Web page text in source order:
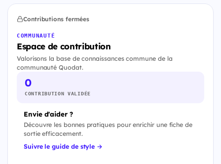
Contributions fermées
COMMUNAUTÉ
Espace de contribution
Valorisons la base de connaissances commune de la
communauté Quodat.
0
CONTRIBUTION VALIDÉE
Envie d'aider ?
Découvre les bonnes pratiques pour enrichir une fiche de
sortie efficacement.
Suivre le guide de style →